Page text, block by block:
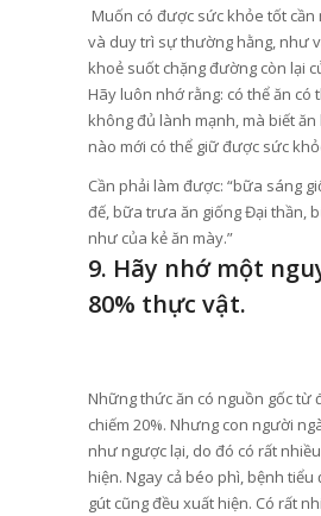
Muốn có được sức khỏe tốt cần
và duy trì sự thường hằng, như
khoẻ suốt chặng đường còn lại
Hãy luôn nhớ rằng: có thể ăn có
không đủ lành mạnh, mà biết
nào mới có thể giữ được sức
Cần phải làm được: “bữa sáng
đế, bữa trưa ăn giống Đại thần,
như của kẻ ăn mày.”
9. Hãy nhớ một
80% thực vật.
Những thức ăn có nguồn gốc từ
chiếm 20%. Nhưng con người
như ngược lại, do đó có rất
hiện. Ngay cả béo phì, bệnh
gút cũng đều xuất hiện. Có rất